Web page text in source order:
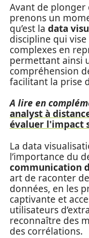
Avant de plonger
prenons un
qu’est la data
discipline qui
complexes en
permettant ainsi
compréhension
facilitant la prise
A lire en
analyst à
évaluer l'impact
La data
l’importance du
communication
art de raconter
données, en les
captivante et
utilisateurs
reconnaître des
des corrélations.